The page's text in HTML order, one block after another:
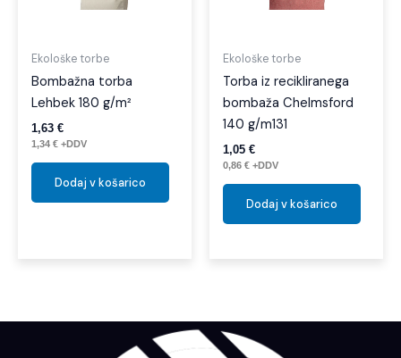
Ekološke torbe
Bombažna torba
Lehbek 180 g/m²
1,63 €
1,34 € +DDV
Dodaj v košarico
Ekološke torbe
Torba iz recikliranega
bombaža Chelmsford
140 g/m131
1,05 €
0,86 € +DDV
Dodaj v košarico